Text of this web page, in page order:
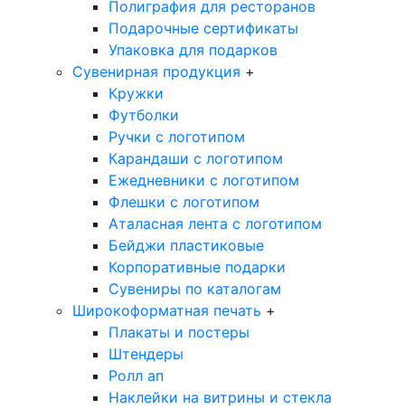
Полиграфия для ресторанов
Подарочные сертификаты
Упаковка для подарков
Сувенирная продукция +
Кружки
Футболки
Ручки с логотипом
Карандаши с логотипом
Ежедневники с логотипом
Флешки с логотипом
Аталасная лента с логотипом
Бейджи пластиковые
Корпоративные подарки
Сувениры по каталогам
Широкоформатная печать +
Плакаты и постеры
Штендеры
Ролл ап
Наклейки на витрины и стекла